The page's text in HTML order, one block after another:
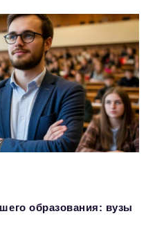
образования: вузы